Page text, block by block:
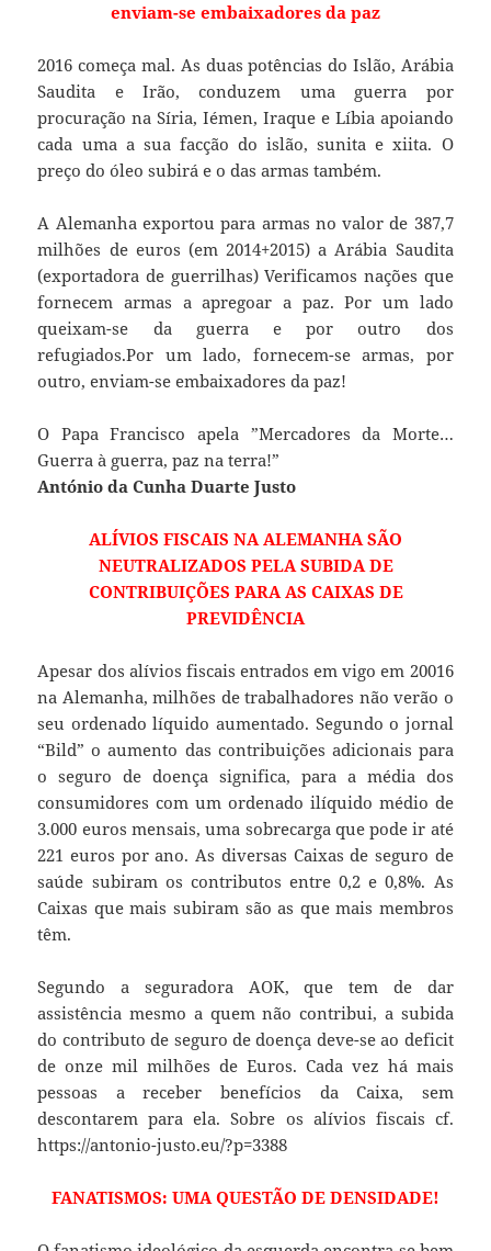
enviam-se embaixadores da paz
2016 começa mal. As duas potências do Islão, Arábia
Saudita e Irão, conduzem uma guerra por
procuração na Síria, Iémen, Iraque e Líbia apoiando
cada uma a sua facção do islão, sunita e xiita. O
preço do óleo subirá e o das armas também.
A Alemanha exportou para armas no valor de 387,7
milhões de euros (em 2014+2015) a Arábia Saudita
(exportadora de guerrilhas) Verificamos nações que
fornecem armas a apregoar a paz. Por um lado
queixam-se da guerra e por outro dos
refugiados.Por um lado, fornecem-se armas, por
outro, enviam-se embaixadores da paz!
O Papa Francisco apela ”Mercadores da Morte…
Guerra à guerra, paz na terra!”
António da Cunha Duarte Justo
ALÍVIOS FISCAIS NA ALEMANHA SÃO
NEUTRALIZADOS PELA SUBIDA DE
CONTRIBUIÇÕES PARA AS CAIXAS DE
PREVIDÊNCIA
Apesar dos alívios fiscais entrados em vigo em 20016
na Alemanha, milhões de trabalhadores não verão o
seu ordenado líquido aumentado. Segundo o jornal
“Bild” o aumento das contribuições adicionais para
o seguro de doença significa, para a média dos
consumidores com um ordenado ilíquido médio de
3.000 euros mensais, uma sobrecarga que pode ir até
221 euros por ano. As diversas Caixas de seguro de
saúde subiram os contributos entre 0,2 e 0,8%. As
Caixas que mais subiram são as que mais membros
têm.
Segundo a seguradora AOK, que tem de dar
assistência mesmo a quem não contribui, a subida
do contributo de seguro de doença deve-se ao deficit
de onze mil milhões de Euros. Cada vez há mais
pessoas a receber benefícios da Caixa, sem
descontarem para ela. Sobre os alívios fiscais cf.
https://antonio-justo.eu/?p=3388
FANATISMOS: UMA QUESTÃO DE DENSIDADE!